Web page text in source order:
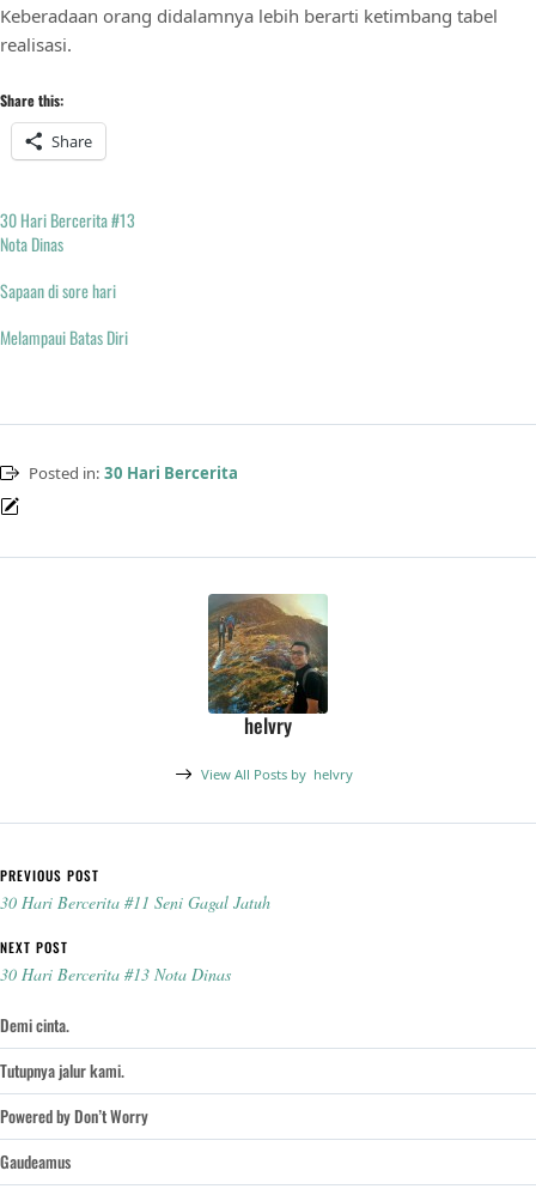
Keberadaan orang didalamnya lebih berarti ketimbang tabel
realisasi.
Share this:
Share
30 Hari Bercerita #13
Nota Dinas
Sapaan di sore hari
Melampaui Batas Diri
Posted in: 30 Hari Bercerita
helvry
View All Posts by helvry
Post navigation
PREVIOUS POST
30 Hari Bercerita #11 Seni Gagal Jatuh
NEXT POST
30 Hari Bercerita #13 Nota Dinas
Demi cinta.
Tutupnya jalur kami.
Powered by Don’t Worry
Gaudeamus